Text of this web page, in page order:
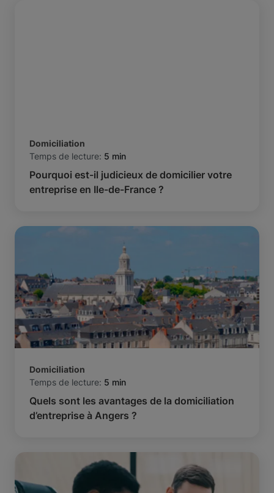
Domiciliation
Temps de lecture: 5 min
Pourquoi est-il judicieux de domicilier votre
entreprise en Ile-de-France ?
Domiciliation
Temps de lecture: 5 min
Quels sont les avantages de la domiciliation
d’entreprise à Angers ?